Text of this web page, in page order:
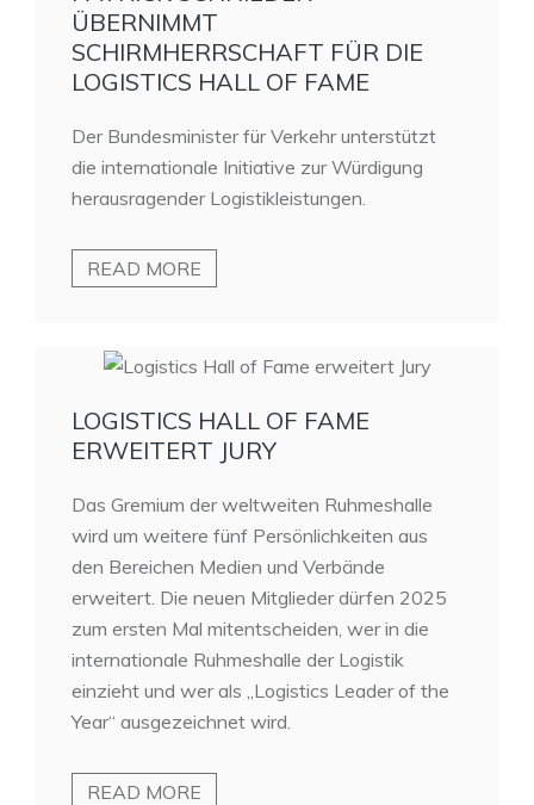
ÜBERNIMMT
SCHIRMHERRSCHAFT FÜR DIE
LOGISTICS HALL OF FAME
Der Bundesminister für Verkehr unterstützt
die internationale Initiative zur Würdigung
herausragender Logistikleistungen.
READ MORE
LOGISTICS HALL OF FAME
ERWEITERT JURY
Das Gremium der weltweiten Ruhmeshalle
wird um weitere fünf Persönlichkeiten aus
den Bereichen Medien und Verbände
erweitert. Die neuen Mitglieder dürfen 2025
zum ersten Mal mitentscheiden, wer in die
internationale Ruhmeshalle der Logistik
einzieht und wer als „Logistics Leader of the
Year“ ausgezeichnet wird.
READ MORE